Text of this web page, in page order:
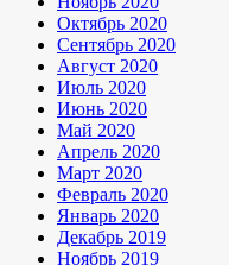
Октябрь 2020
Сентябрь 2020
Август 2020
Июль 2020
Июнь 2020
Май 2020
Апрель 2020
Март 2020
Февраль 2020
Январь 2020
Декабрь 2019
Ноябрь 2019